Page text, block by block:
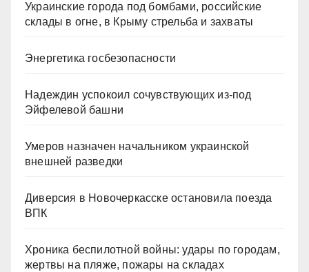
Украинские города под бомбами, российские
склады в огне, в Крыму стрельба и захваты
Энергетика госбезопасности
Надеждин успокоил сочувствующих из-под
Эйфелевой башни
Умеров назначен начальником украинской
внешней разведки
Диверсия в Новочеркасске остановила поезда
ВПК
Хроника беспилотной войны: удары по городам,
жертвы на пляже, пожары на складах